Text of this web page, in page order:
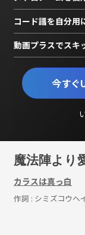
今すぐ
コード譜を自分用
動画プラスでスキ
魔法陣より
カラスは真っ白
作詞 : シミズコウヘ